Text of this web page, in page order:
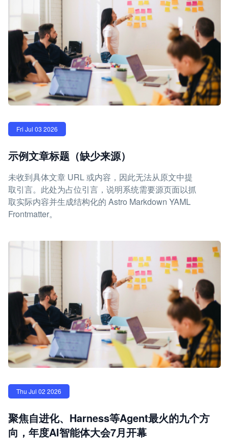
Fri Jul 03 2026
示例文章标题（缺少来源）
未收到具体文章 URL 或内容，因此无法从原文中提
取引言。此处为占位引言，说明系统需要源页面以抓
取实际内容并生成结构化的 Astro Markdown YAML
Frontmatter。
Thu Jul 02 2026
聚焦自进化、Harness等Agent最火的九个方
向，年度AI智能体大会7月开幕